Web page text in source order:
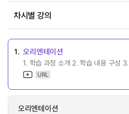
차시별 강의
1. 오리엔테이션
1. 학습 과정 소개 2. 학습 내용 구성
URL
오리엔테이션